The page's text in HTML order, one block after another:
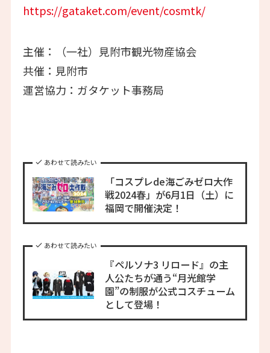
https://gataket.com/event/cosmtk/
主催：（一社）見附市観光物産協会
共催：見附市
運営協力：ガタケット事務局
あわせて読みたい
「コスプレde海ごみゼロ大作
戦2024春」が6月1日（土）に
福岡で開催決定！
あわせて読みたい
『ペルソナ3 リロード』の主
人公たちが通う“月光館学
園”の制服が公式コスチューム
として登場！